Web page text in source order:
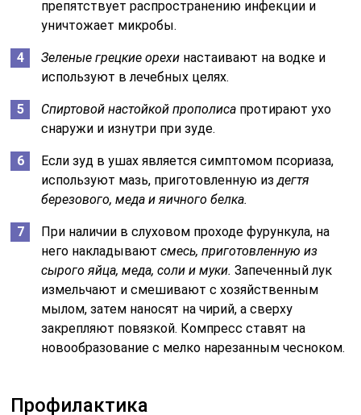
препятствует распространению инфекции и
уничтожает микробы.
Зеленые грецкие орехи настаивают на водке и
используют в лечебных целях.
Спиртовой настойкой прополиса протирают ухо
снаружи и изнутри при зуде.
Если зуд в ушах является симптомом псориаза,
используют мазь, приготовленную издегтя
березового, меда и яичного белка.
При наличии в слуховом проходе фурункула, на
него накладываютсмесь, приготовленную из
сырого яйца, меда, соли и муки. Запеченный лук
измельчают и смешивают с хозяйственным
мылом, затем наносят на чирий, а сверху
закрепляют повязкой. Компресс ставят на
новообразование с мелко нарезанным чесноком.
Профилактика